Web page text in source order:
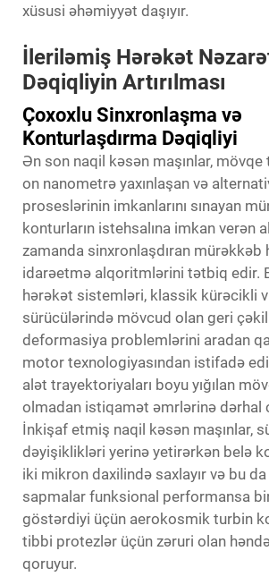
xüsusi əhəmiyyət daşıyır.
İleriləmiş Hərəkət
Dəqiqliyin Artırılması
Çoxoxlu Sinxronlaşma və
Konturlaşdırma Dəqiqliyi
Ən son naqil kəsən maşınlar,
on nanometrə yaxınlaşan və
proseslərinin imkanlarını sınayan
konturların istehsalına imkan verən
zamanda sinxronlaşdıran mürəkkəb
idarəetmə alqoritmlərini tətbiq edir.
hərəkət sistemləri, klassik kürəcikli
sürücülərində mövcud olan geri
deformasiya problemlərini aradan
motor texnologiyasından istifadə
alət trayektoriyaları boyu yığılan
olmadan istiqamət əmrlərinə dərhal
İnkişaf etmiş naqil kəsən maşınlar,
dəyişiklikləri yerinə yetirərkən belə
iki mikron daxilində saxlayır və bu
sapmalar funksional performansa
göstərdiyi üçün aerokosmik turbin
tibbi protezlər üçün zəruri olan
qoruyur.